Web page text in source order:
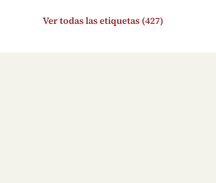
Ver todas las etiquetas (427)